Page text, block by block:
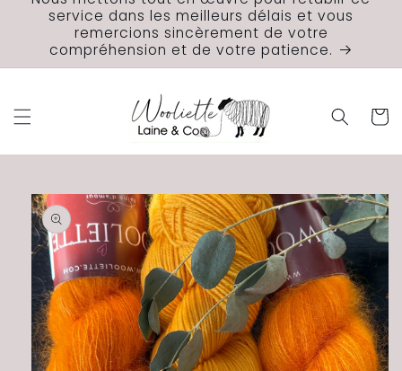
service dans les meilleurs délais et vous
remercions sincèrement de votre
compréhension et de votre patience.
Panier
Passer aux
informations
produits